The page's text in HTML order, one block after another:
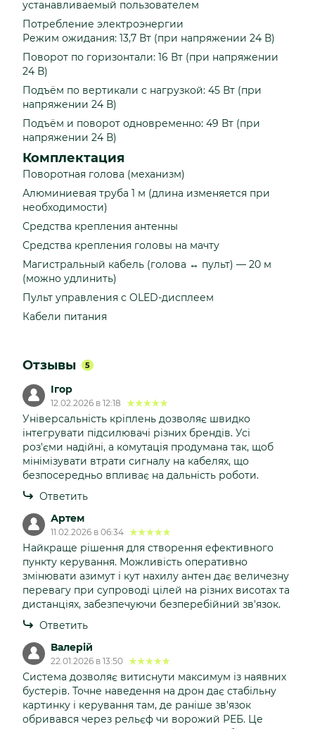
устанавливаемый пользователем
Потребление электроэнергии
Режим ожидания: 13,7 Вт (при напряжении 24 В)
Поворот по горизонтали: 16 Вт (при напряжении
24 В)
Подъём по вертикали с нагрузкой: 45 Вт (при
напряжении 24 В)
Подъём и поворот одновременно: 49 Вт (при
напряжении 24 В)
Комплектация
Поворотная голова (механизм)
Алюминиевая труба 1 м (длина изменяется при
необходимости)
Средства крепления антенны
Средства крепления головы на мачту
Магистральный кабель (голова ↔ пульт) — 20 м
(можно удлинить)
Пульт управления с OLED-дисплеем
Кабели питания
Отзывы 5
Ігор
12.02.2026 в 12:18
Універсальність кріплень дозволяє швидко
інтегрувати підсилювачі різних брендів. Усі
роз'єми надійні, а комутація продумана так, щоб
мінімізувати втрати сигналу на кабелях, що
безпосередньо впливає на дальність роботи.
Ответить
Артем
11.02.2026 в 06:34
Найкраще рішення для створення ефективного
пункту керування. Можливість оперативно
змінювати азимут і кут нахилу антен дає величезну
перевагу при супроводі цілей на різних висотах та
дистанціях, забезпечуючи безперебійний зв'язок.
Ответить
Валерій
22.01.2026 в 13:50
Система дозволяє витиснути максимум із наявних
бустерів. Точне наведення на дрон дає стабільну
картинку і керування там, де раніше зв'язок
обривався через рельєф чи ворожий РЕБ. Це